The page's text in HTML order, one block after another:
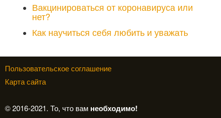
Вакцинироваться от коронавируса или
нет?
Как научиться себя любить и уважать
Пользовательское соглашение
Карта сайта
© 2016-2021. То, что вам необходимо!